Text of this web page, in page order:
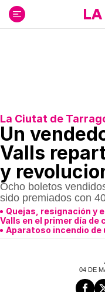
contenido
La Ciutat de
Un
Valls
y
Ocho boletos
sido premiados con
Quejas, resignación y
Valls en el primer día de
Aparatoso incendio de
04 DE